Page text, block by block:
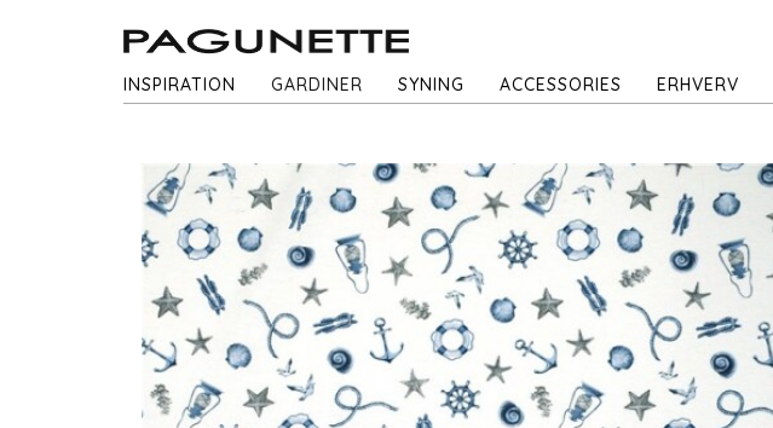
INSPIRATION GARDINER SYNING ACCESSORIES ERHVERV